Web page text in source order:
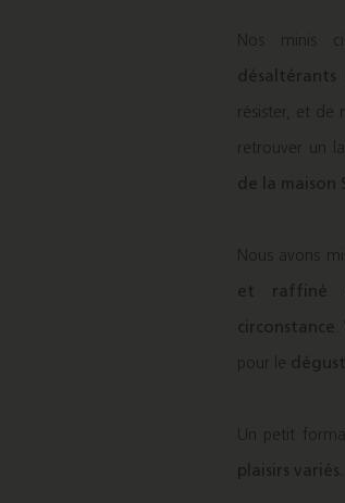
Nos minis
désaltérants
résister, et de
retrouver un
de la maison
Nous avons
et raffiné
circonstance
pour le
Un petit
plaisirs variés.